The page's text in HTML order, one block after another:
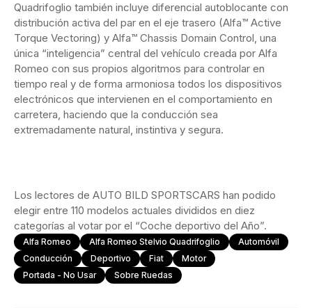
Quadrifoglio también incluye diferencial autoblocante con
distribución activa del par en el eje trasero (Alfa™ Active
Torque Vectoring) y Alfa™ Chassis Domain Control, una
única “inteligencia” central del vehículo creada por Alfa
Romeo con sus propios algoritmos para controlar en
tiempo real y de forma armoniosa todos los dispositivos
electrónicos que intervienen en el comportamiento en
carretera, haciendo que la conducción sea
extremadamente natural, instintiva y segura.
Los lectores de AUTO BILD SPORTSCARS han podido
elegir entre 110 modelos actuales divididos en diez
categorías al votar por el “Coche deportivo del Año”.
Alfa Romeo Alfa Romeo Stelvio Quadrifoglio
Automóvil
Conducción
Deportivo Fiat
Motor
Portada - No Usar
Sobre Ruedas